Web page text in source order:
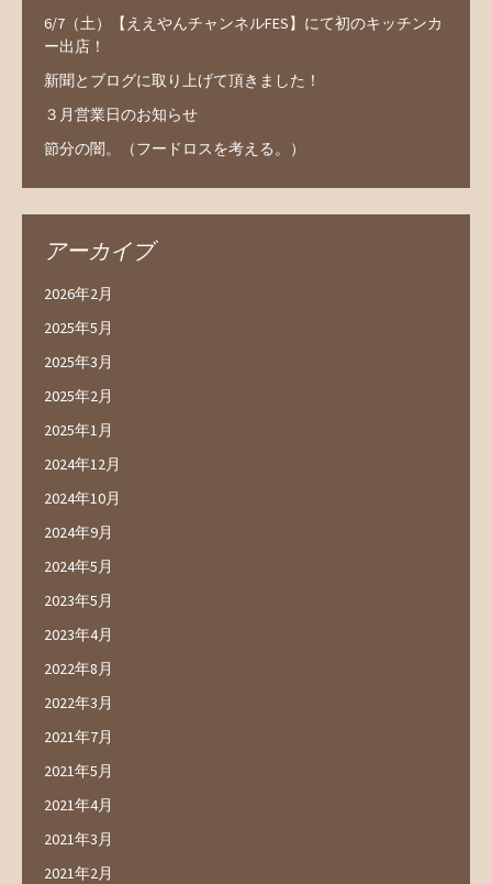
6/7（土）【ええやんチャンネルFES】にて初のキッチンカ
ー出店！
新聞とブログに取り上げて頂きました！
３月営業日のお知らせ
節分の闇。（フードロスを考える。）
アーカイブ
2026年2月
2025年5月
2025年3月
2025年2月
2025年1月
2024年12月
2024年10月
2024年9月
2024年5月
2023年5月
2023年4月
2022年8月
2022年3月
2021年7月
2021年5月
2021年4月
2021年3月
2021年2月